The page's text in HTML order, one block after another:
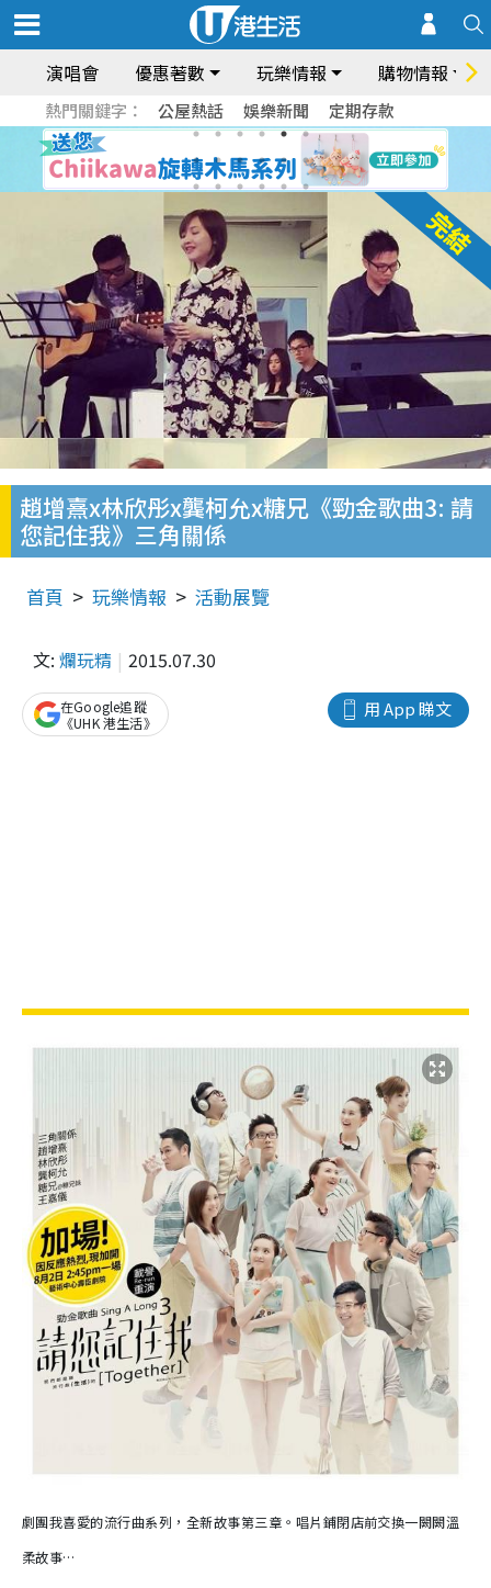
演唱會 優惠著數 玩樂情報 購物情報
熱門關鍵字： 公屋熱話 娛樂新聞 定期存款
趙增熹x林欣彤x龔柯允x糖兄《勁金歌曲3: 請
您記住我》三角關係
首頁 玩樂情報 活動展覽
文: 爛玩精 2015.07.30
用 App 睇文
在Google追蹤
《UHK 港生活》
劇團我喜愛的流行曲系列，全新故事第三章。唱片鋪閉店前交換一闕闕溫
柔故事…